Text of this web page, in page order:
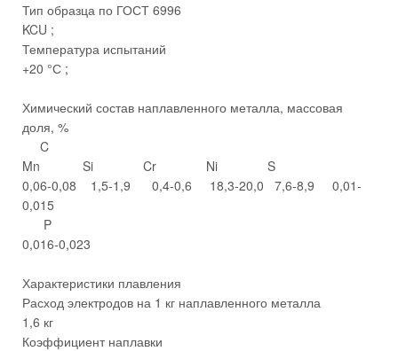
Тип образца по ГОСТ 6996
KCU ;
Температура испытаний
+20 °С ;
Химический состав наплавленного металла, массовая
доля, %
C
Mn Si Cr Ni S
0,06-0,08 1,5-1,9 0,4-0,6 18,3-20,0 7,6-8,9 0,01-
0,015
P
0,016-0,023
Характеристики плавления
Расход электродов на 1 кг наплавленного металла
1,6 кг
Коэффициент наплавки